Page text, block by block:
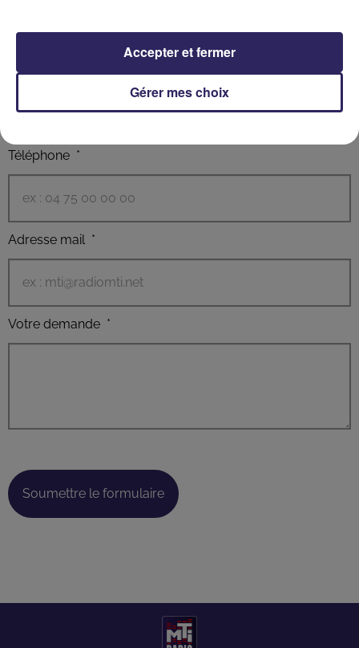
Société
Téléphone *
Adresse mail *
Votre demande *
Soumettre le formulaire
Gérer mes choix
Accepter et fermer